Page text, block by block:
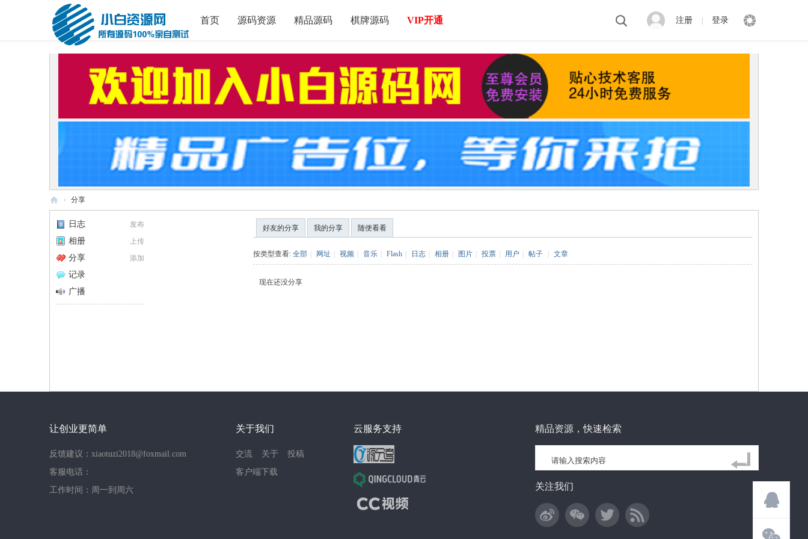
首页 源码资源 精品源码 棋牌源码 VIP开通 注册 登录
白
码
› 分享
发布
日志
上传
相册
添加
分享
记录
广播
好友的分享 我的分享 随便看看
按类型查看: 全部 | 网址 | 视频 | 音乐 | Flash | 日志 | 相册 | 图片 | 投票 | 用户 | 帖子 | 文章
现在还没分享
让创业更简单
反馈建议：xiaotuzi2018@foxmail.com
客服电话：
工作时间：周一到周六
关于我们
交流 关于
投稿
客户端下载
云服务支持 精品资源，快速检索
关注我们